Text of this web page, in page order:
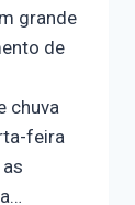
grande
de
chuva
feira